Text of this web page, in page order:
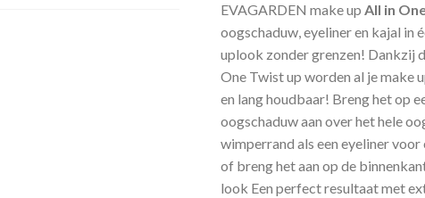
EVAGARDEN make upAll in
oogschaduw, eyeliner en kajal in
uplook zonder grenzen! Dankzij
One Twist up worden al je make
en lang houdbaar! Breng het op
oogschaduw aan over het hele
wimperrand als een eyeliner
of breng het aan op de
look Een perfect resultaat met